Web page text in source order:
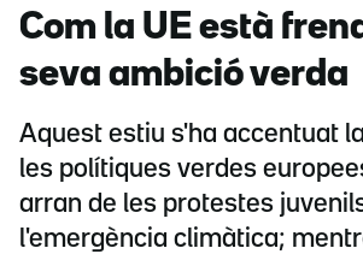
Com la UE està
seva ambició verda
Aquest estiu s'ha accentuat
les polítiques verdes
arran de les protestes
l'emergència climàtica;